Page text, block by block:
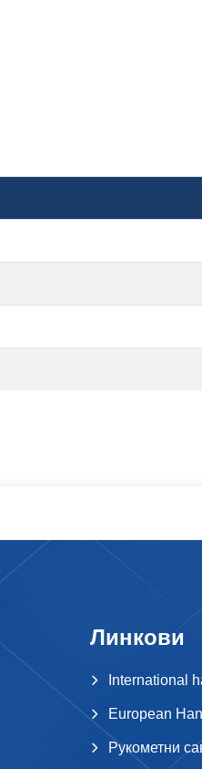
Линкови
International
European
Рукометни